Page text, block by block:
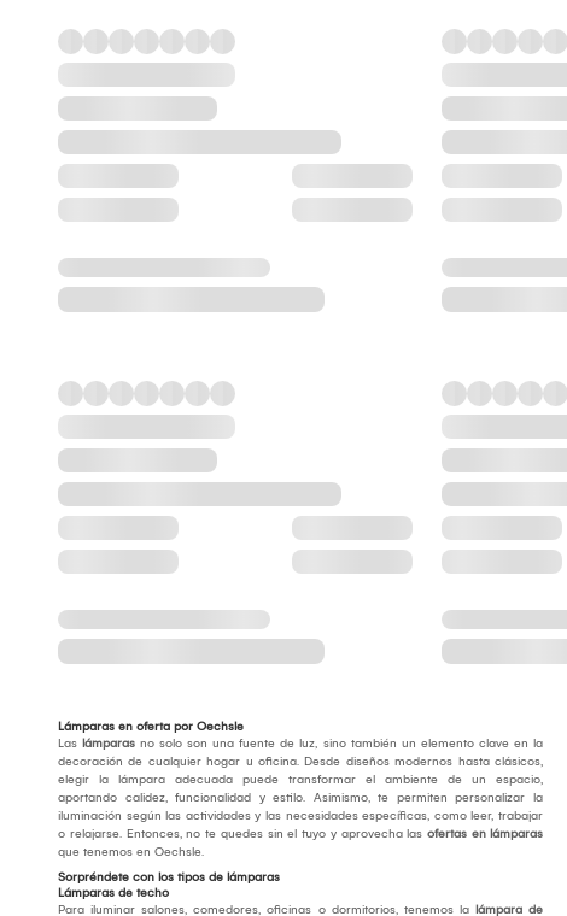
Lámparas en oferta por Oechsle
Las lámparas no solo son una fuente de luz, sino también un elemento clave en la
decoración de cualquier hogar u oficina. Desde diseños modernos hasta clásicos,
elegir la lámpara adecuada puede transformar el ambiente de un espacio,
aportando calidez, funcionalidad y estilo. Asimismo, te permiten personalizar la
iluminación según las actividades y las necesidades específicas, como leer, trabajar
o relajarse. Entonces, no te quedes sin el tuyo y aprovecha las ofertas en lámparas
que tenemos en Oechsle.
Sorpréndete con los tipos de lámparas
Lámparas de techo
Para iluminar salones, comedores, oficinas o dormitorios, tenemos la lámpara de